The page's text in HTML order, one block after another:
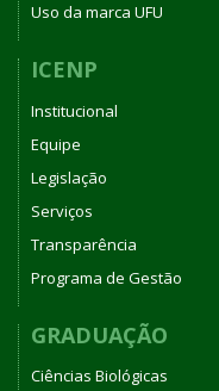
Uso da marca UFU
ICENP
Institucional
Equipe
Legislação
Serviços
Transparência
Programa de Gestão
GRADUAÇÃO
Ciências Biológicas